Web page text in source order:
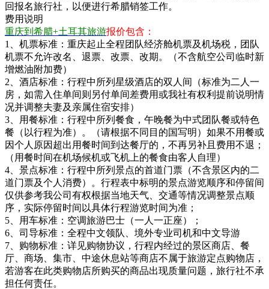
回报名旅行社，以便进行希腊销签工作。
费用说明
重庆到希腊+土耳其旅游报价包含：
1、机票标准：重庆起止全程团队经济舱机票及机场税，团队
机票不允许改名、退票、改票、改期。（不含航空公司临时新
增燃油附加费）
2、酒店标准：行程中所列星级酒店的双人间（标准为二人一
房，如需入住单间则另付单间差费用或我社有权利提前说明情
况并调整夫妻及亲属住宿安排）
3、用餐标准：行程中所列餐食，午晚餐为中式团队餐或特色
餐（以行程为准）。（请根据不同目的国写明）如果不用餐或
因个人原因超出用餐时间到达餐厅的，不再另补且费用不退；
（用餐时间在机场候机或飞机上的餐食由客人自理）
4、景点标准：行程中所列景点的首道门票（不含景区内的二
道门票及个人消费）。行程表中标明的景点游览顺序和停留间
仅供参考我公司有权根据当地天气、交通等情况调整景点顺
序，实际停留时间以具体行程游览时间为准；
5、用车标准：空调旅游巴士（一人一正座）；
6、司导标准：全程中文领队、境外专业司机和中文导游
7、购物标准：详见购物协议，行程内经过的景区商店、餐
厅、商场、集市、中途休息站等商店不属于旅游定点购物店，
若游客在此类购物店所购买的商品出现质量问题，旅行社不承
担任何责任。